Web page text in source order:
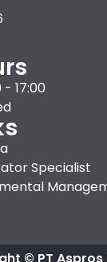
17:00
Specialist
© PT Aspros